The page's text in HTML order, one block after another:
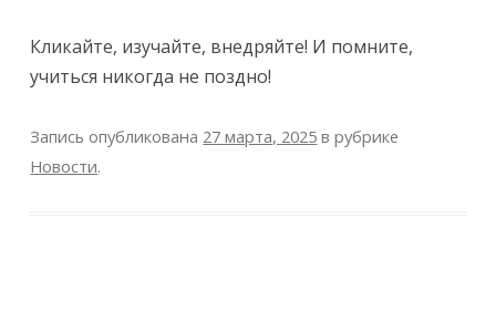
Кликайте, изучайте, внедряйте! И помните,
учиться никогда не поздно!
Запись опубликована 27 марта, 2025 в рубрике
Новости.